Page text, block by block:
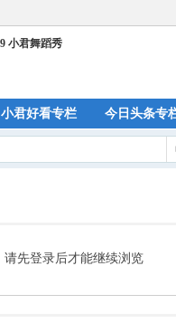
小君好看专栏 今日头条专
请先登录后才能继续浏览